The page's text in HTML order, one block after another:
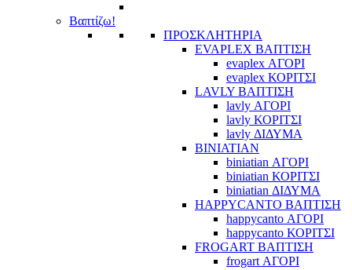
Βαπτίζω!
ΠΡΟΣΚΛΗΤΗΡΙΑ
EVAPLEX ΒΑΠΤΙΣΗ
evaplex ΑΓΟΡΙ
evaplex ΚΟΡΙΤΣΙ
LAVLY ΒΑΠΤΙΣΗ
lavly ΑΓΟΡΙ
lavly ΚΟΡΙΤΣΙ
lavly ΔΙΔΥΜΑ
BINIATIAN
biniatian ΑΓΟΡΙ
biniatian ΚΟΡΙΤΣΙ
biniatian ΔΙΔΥΜΑ
HAPPYCANTO ΒΑΠΤΙΣΗ
happycanto ΑΓΟΡΙ
happycanto ΚΟΡΙΤΣΙ
FROGART ΒΑΠΤΙΣΗ
frogart ΑΓΟΡΙ